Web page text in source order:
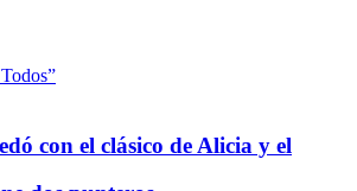
con el clásico de Alicia y el